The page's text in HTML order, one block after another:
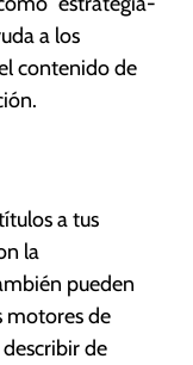
a los
contenido de
a tus
la
pueden
motores de
de